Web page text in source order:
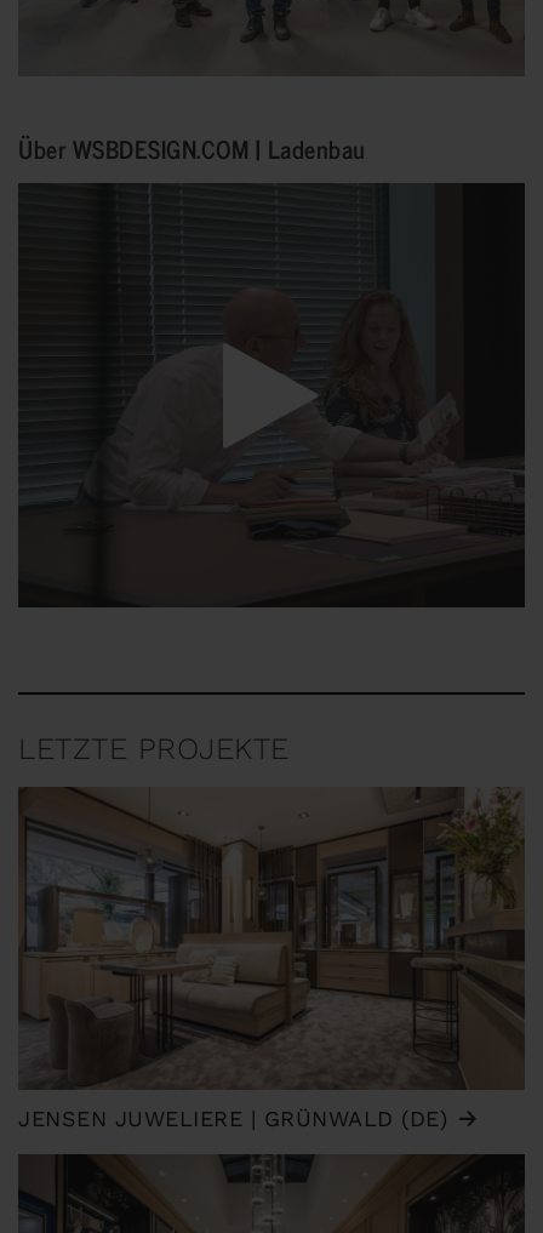
Über WSBDESIGN.COM | Ladenbau
LETZTE PROJEKTE
JENSEN JUWELIERE | GRÜNWALD (DE)